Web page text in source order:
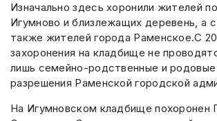
Изначально здесь хоронили жителей
Игумново и близлежащих деревень, а с
также жителей города Раменское.С
захоронения на кладбище не
лишь семейно-родственные и родовые
разрешения Раменской городской
На Игумновском кладбище похоронен